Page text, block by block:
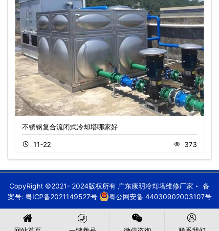
不锈钢复合流闭式冷却塔哪家好
11-22 373
CopyRight ©2021- 2024版权所有 广东康明冷却塔维修厂家
备
案号: 粤ICP备2021149527号 粤公网安备 44030902003107号